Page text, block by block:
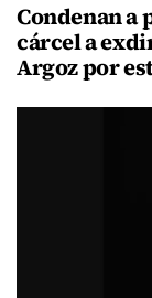
Condenan a
cárcel a
Argoz por